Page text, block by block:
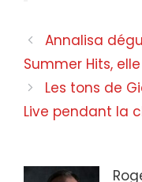
Navigation
des
Annalisa
Summer Hits,
Les tons de
Live pendant la